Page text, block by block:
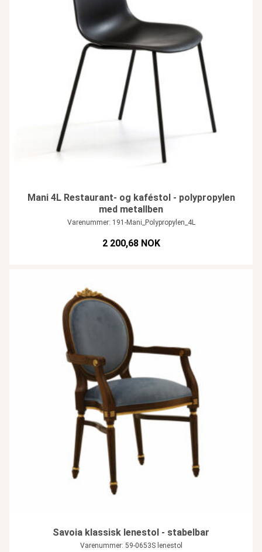
Mani 4L Restaurant- og kaféstol - polypropylen
med metallben
Varenummer: 191-Mani_Polypropylen_4L
2 200,68 NOK
Savoia klassisk lenestol - stabelbar
Varenummer: 59-0653S lenestol